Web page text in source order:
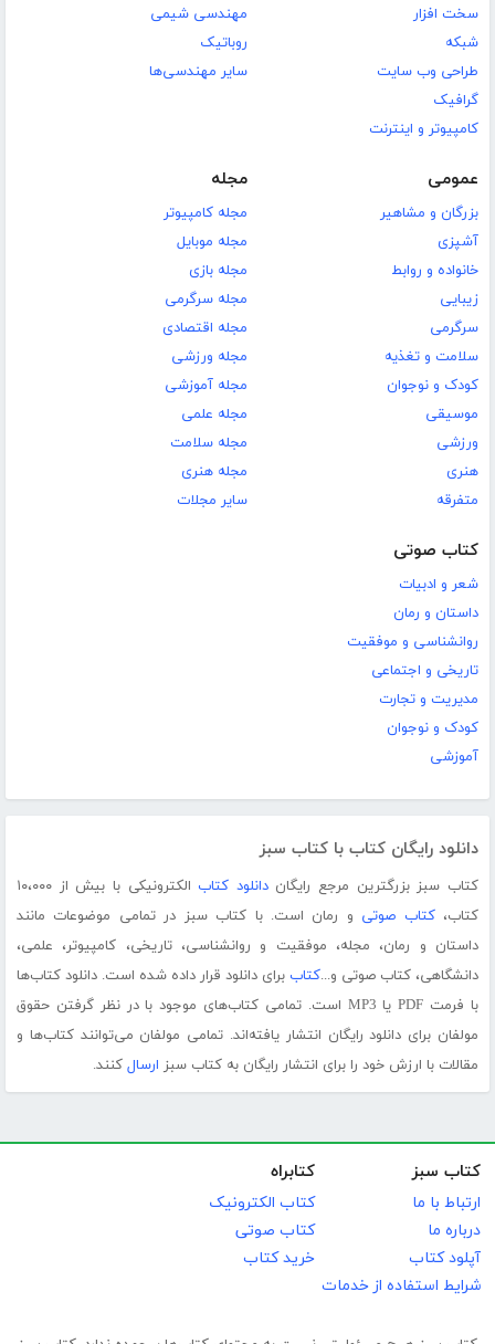
سخت افزار
شبکه
طراحی وب سایت
گرافیک
کامپیوتر و اینترنت
مهندسی شیمی
روباتیک
سایر مهندسی‌ها
عمومی
بزرگان و مشاهیر
آشپزی
خانواده و روابط
زیبایی
سرگرمی
سلامت و تغذیه
کودک و نوجوان
موسیقی
ورزشی
هنری
متفرقه
مجله
مجله کامپیوتر
مجله موبایل
مجله بازی
مجله سرگرمی
مجله اقتصادی
مجله ورزشی
مجله آموزشی
مجله علمی
مجله سلامت
مجله هنری
سایر مجلات
کتاب صوتی
شعر و ادبیات
داستان و رمان
روانشناسی و موفقیت
تاریخی و اجتماعی
مدیریت و تجارت
کودک و نوجوان
آموزشی
دانلود رایگان کتاب با کتاب سبز
کتاب سبز بزرگترین مرجع رایگاندانلود کتاب
الکترونیکی با بیش از ۱۰،۰۰۰
کتاب،کتاب صوتی و رمان است. با کتاب سبز در تمامی موضوعات مانند
داستان و رمان، مجله، موفقیت و روانشناسی، تاریخی، کامپیوتر، علمی،
دانشگاهی، کتاب صوتی و...کتاب برای دانلود قرار داده شده است. دانلود کتاب‌ها
با فرمت PDF یا MP3 است. تمامی کتاب‌های موجود با در نظر گرفتن حقوق
مولفان برای دانلود رایگان انتشار یافته‌اند. تمامی مولفان می‌توانند کتاب‌ها و
مقالات با ارزش خود را برای انتشار رایگان به کتاب سبز ارسال کنند.
کتاب سبز
ارتباط با ما
درباره ما
آپلود کتاب
شرایط استفاده از خدمات
کتابراه
کتاب الکترونیک
کتاب صوتی
خرید کتاب